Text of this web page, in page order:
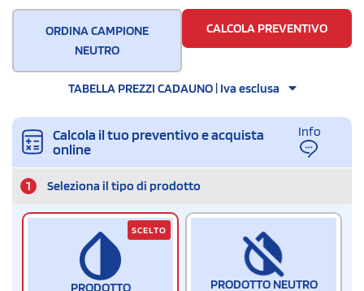
ORDINA CAMPIONE
NEUTRO
CALCOLA PREVENTIVO
TABELLA PREZZI CADAUNO | Iva esclusa
Calcola il tuo preventivo e acquista
online
Info
1 Seleziona il tipo di prodotto
PRODOTTO
SCELTO
PRODOTTO NEUTRO